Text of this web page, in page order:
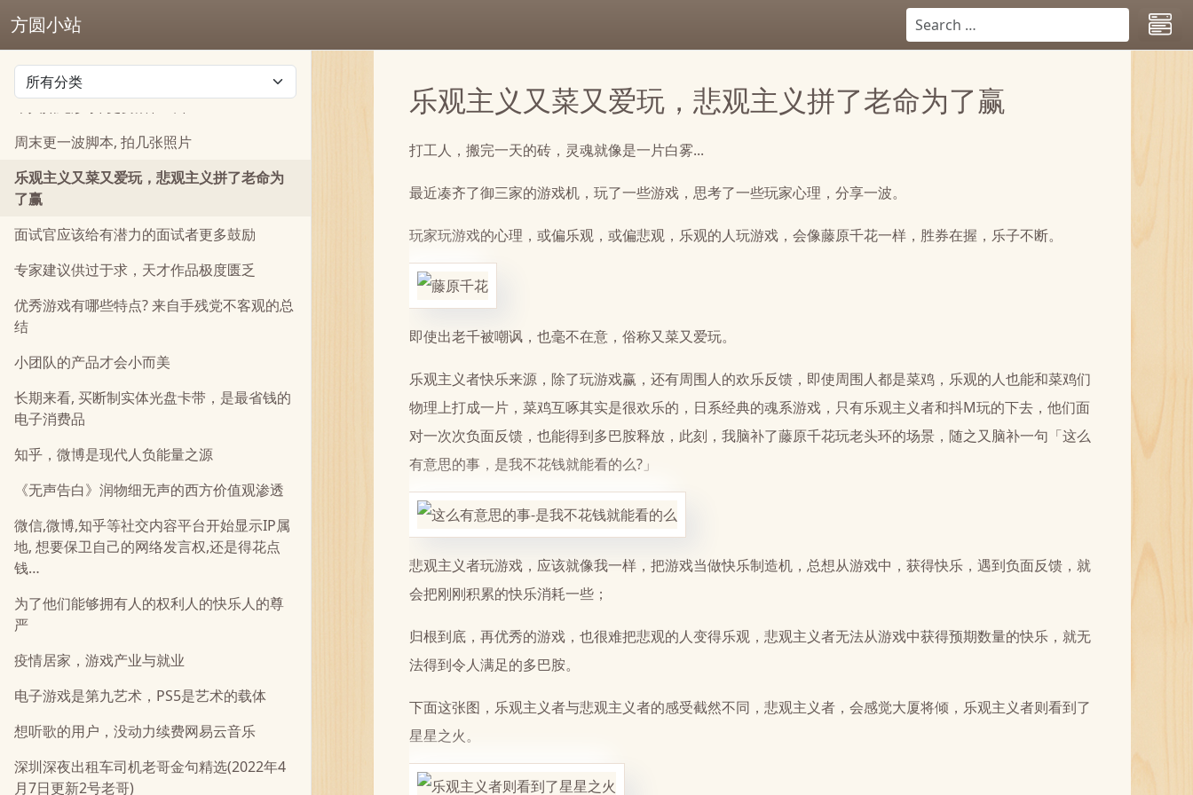
方圆小站
少数服从多数还是多数服从少数
干净的水与干净的内容
周末更一波脚本, 拍几张照片
乐观主义又菜又爱玩，悲观主义拼了老命为
了赢
面试官应该给有潜力的面试者更多鼓励
专家建议供过于求，天才作品极度匮乏
优秀游戏有哪些特点? 来自手残党不客观的总
结
小团队的产品才会小而美
长期来看, 买断制实体光盘卡带，是最省钱的
电子消费品
知乎，微博是现代人负能量之源
《无声告白》润物细无声的西方价值观渗透
微信,微博,知乎等社交内容平台开始显示IP属
地, 想要保卫自己的网络发言权,还是得花点
钱…
为了他们能够拥有人的权利人的快乐人的尊
严
疫情居家，游戏产业与就业
电子游戏是第九艺术，PS5是艺术的载体
想听歌的用户，没动力续费网易云音乐
深圳深夜出租车司机老哥金句精选(2022年4
月7日更新2号老哥)
乐观主义又菜又爱玩，悲观主义拼了老命为了赢
打工人，搬完一天的砖，灵魂就像是一片白雾...
最近凑齐了御三家的游戏机，玩了一些游戏，思考了一些玩家心理，分享一波。
玩家玩游戏的心理，或偏乐观，或偏悲观，乐观的人玩游戏，会像藤原千花一样，胜券在握，乐子不断。
即使出老千被嘲讽，也毫不在意，俗称又菜又爱玩。
乐观主义者快乐来源，除了玩游戏赢，还有周围人的欢乐反馈，即使周围人都是菜鸡，乐观的人也能和菜鸡们
物理上打成一片，菜鸡互啄其实是很欢乐的，日系经典的魂系游戏，只有乐观主义者和抖M玩的下去，他们面
对一次次负面反馈，也能得到多巴胺释放，此刻，我脑补了藤原千花玩老头环的场景，随之又脑补一句「这么
有意思的事，是我不花钱就能看的么?」
悲观主义者玩游戏，应该就像我一样，把游戏当做快乐制造机，总想从游戏中，获得快乐，遇到负面反馈，就
会把刚刚积累的快乐消耗一些；
归根到底，再优秀的游戏，也很难把悲观的人变得乐观，悲观主义者无法从游戏中获得预期数量的快乐，就无
法得到令人满足的多巴胺。
下面这张图，乐观主义者与悲观主义者的感受截然不同，悲观主义者，会感觉大厦将倾，乐观主义者则看到了
星星之火。